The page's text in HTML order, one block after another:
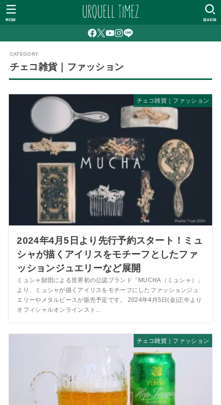
SEARCH
MENU
チェコ雑貨｜ファッション
チェコ雑貨｜ファッション
2024年4月5日より先行予約スタート！ミュ
シャが描くアイリスをモチーフとしたファ
ッションジュエリーなど展開
ミュシャ財団による世界初の公認ブランド「MUCHA（ミュシャ）」
より、ミュシャが描くアイリスをモチーフにしたファッションジュ
エリーやメタルピースが販売予定です。 2024年4月5日(金)正午より
オフィシャルオンラインスト...
チェコ雑貨｜ファッション